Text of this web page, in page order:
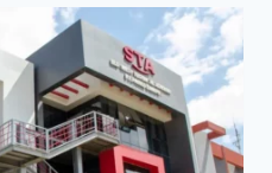
التخصصات
والقبول
والمصاريف
وكيفية
التقديم